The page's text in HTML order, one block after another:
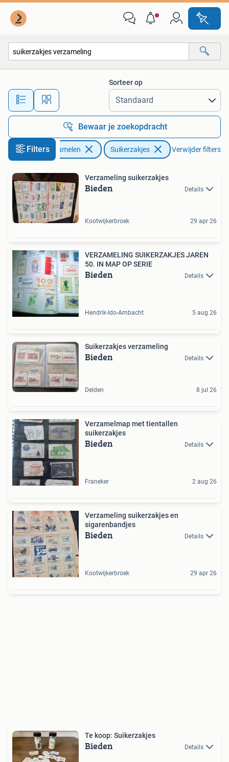
Alle afstanden…
Sorteer op
Bewaar je zoekopdracht
FiltersVerzamelen Suikerzakjes Verwijder filters
Verzameling suikerzakjes
Bieden Details
Kootwijkerbroek 29 apr 26
VERZAMELING SUIKERZAKJES JAREN
50. IN MAP OP SERIE
Bieden Details
Hendrik-Ido-Ambacht 5 aug 26
Suikerzakjes verzameling
Bieden Details
Delden 8 jul 26
Verzamelmap met tientallen
suikerzakjes
Bieden Details
Franeker 2 aug 26
Verzameling suikerzakjes en
sigarenbandjes
Bieden Details
Kootwijkerbroek 29 apr 26
Te koop: Suikerzakjes
Bieden Details